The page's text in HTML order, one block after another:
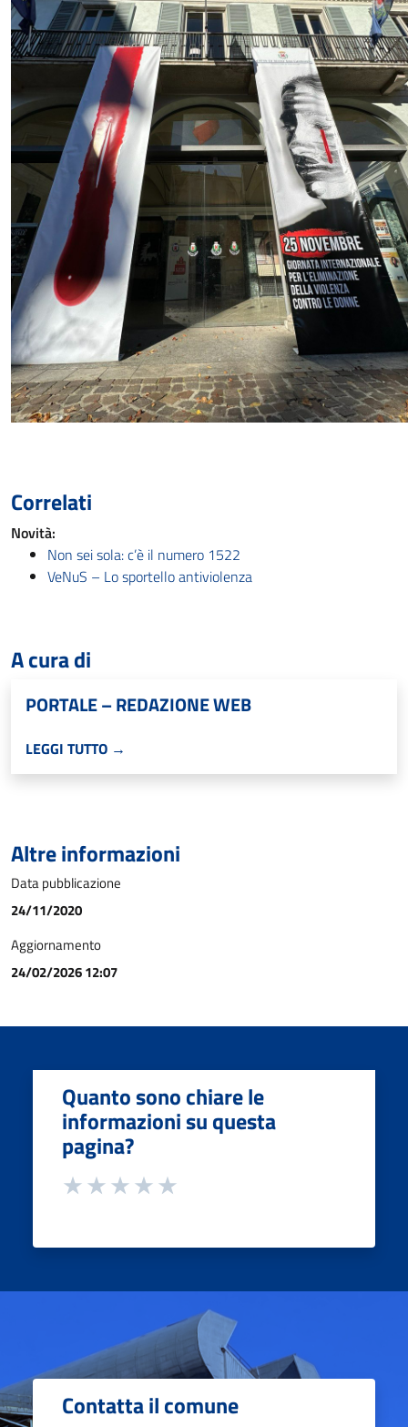
Correlati
Novità:
Non sei sola: c’è il numero 1522
VeNuS – Lo sportello antiviolenza
A cura di
PORTALE – REDAZIONE WEB
LEGGI TUTTO →
Altre informazioni
Data pubblicazione
24/11/2020
Aggiornamento
24/02/2026 12:07
Quanto sono chiare le
informazioni su questa
pagina?
Contatta il comune